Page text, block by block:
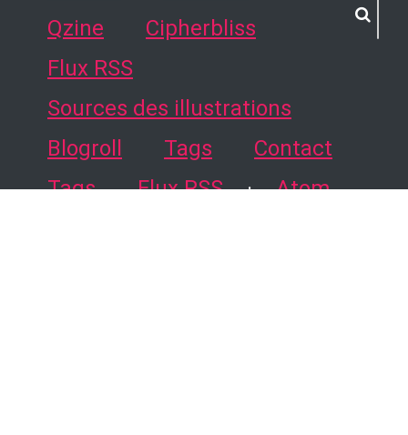
Qzine
Cipherbliss
Flux RSS
Sources des illustrations
Blogroll
Tags
Contact
Tags
Flux RSS ·
Atom